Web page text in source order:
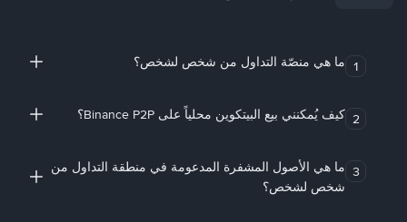
1 ما هي منصّة التداول من شخص لشخص؟
2 كيف يُمكنني بيع البيتكوين محلياً على Binance P2P؟
3 ما هي الأصول المشفرة المدعومة في منطقة التداول من
شخص لشخص؟